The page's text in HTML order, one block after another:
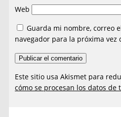
Web
Guarda mi nombre, correo
navegador para la próxima vez
Este sitio usa Akismet para
cómo se procesan los datos de